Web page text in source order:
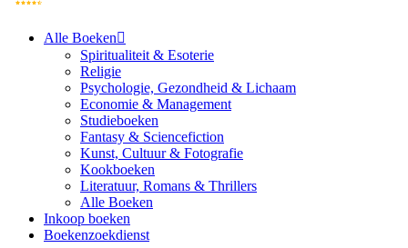
Alle Boeken
Spiritualiteit & Esoterie
Religie
Psychologie, Gezondheid & Lichaam
Economie & Management
Studieboeken
Fantasy & Sciencefiction
Kunst, Cultuur & Fotografie
Kookboeken
Literatuur, Romans & Thrillers
Alle Boeken
Inkoop boeken
Boekenzoekdienst